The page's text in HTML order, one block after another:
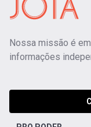
Nossa missão é
informações